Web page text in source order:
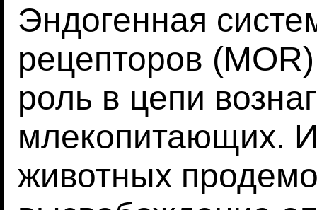
Эндогенная
рецепторов
роль в цепи
млекопитающих.
животных